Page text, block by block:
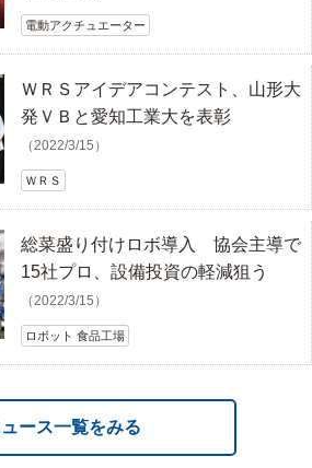
電動アクチュエーター
ＷＲＳアイデアコンテスト、山形大
発ＶＢと愛知工業大を表彰
（2022/3/15）
ＷＲＳ
総菜盛り付けロボ導入 協会主導で
15社プロ、設備投資の軽減狙う
（2022/3/15）
ロボット 食品工場
ース一覧をみる